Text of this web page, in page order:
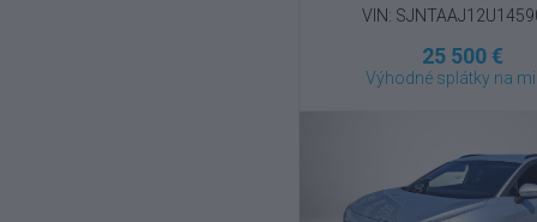
VIN:
25 500 €
Výhodné splátky na